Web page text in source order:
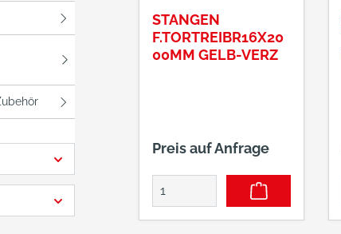
STANGEN
F.TORTREIBR16X20
00MM GELB-VERZ
Preis auf Anfrage